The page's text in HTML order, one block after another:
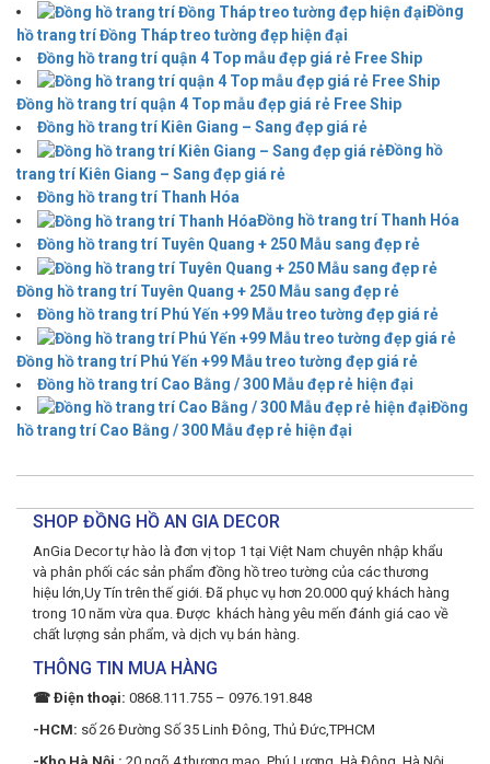
Đồng
hồ trang trí Đồng Tháp treo tường đẹp hiện đại
Đồng hồ trang trí quận 4 Top mẫu đẹp giá rẻ Free Ship
Đồng hồ trang trí quận 4 Top mẫu đẹp giá rẻ Free Ship
Đồng hồ trang trí Kiên Giang – Sang đẹp giá rẻ
Đồng hồ
trang trí Kiên Giang – Sang đẹp giá rẻ
Đồng hồ trang trí Thanh Hóa
Đồng hồ trang trí Thanh Hóa
Đồng hồ trang trí Tuyên Quang + 250 Mẫu sang đẹp rẻ
Đồng hồ trang trí Tuyên Quang + 250 Mẫu sang đẹp rẻ
Đồng hồ trang trí Phú Yến +99 Mẫu treo tường đẹp giá rẻ
Đồng hồ trang trí Phú Yến +99 Mẫu treo tường đẹp giá rẻ
Đồng hồ trang trí Cao Bằng / 300 Mẫu đẹp rẻ hiện đại
Đồng
hồ trang trí Cao Bằng / 300 Mẫu đẹp rẻ hiện đại
SHOP ĐỒNG HỒ AN GIA DECOR
AnGia Decor tự hào là đơn vị top 1 tại Việt Nam chuyên nhập khẩu
và phân phối các sản phẩm đồng hồ treo tường của các thương
hiệu lớn,Uy Tín trên thế giới. Đã phục vụ hơn 20.000 quý khách hàng
trong 10 năm vừa qua. Được khách hàng yêu mến đánh giá cao về
chất lượng sản phẩm, và dịch vụ bán hàng.
THÔNG TIN MUA HÀNG
☎ Điện thoại: 0868.111.755 – 0976.191.848
-HCM: số 26 Đường Số 35 Linh Đông, Thủ Đức,TPHCM